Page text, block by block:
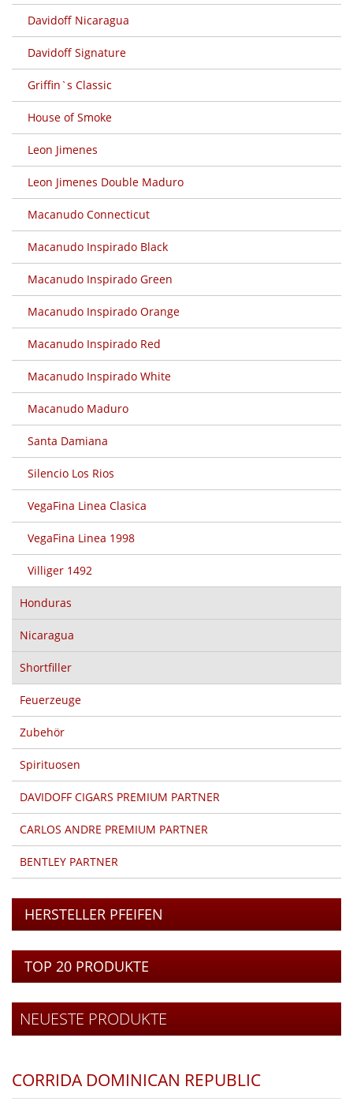
Davidoff Nicaragua
Davidoff Signature
Griffin`s Classic
House of Smoke
Leon Jimenes
Leon Jimenes Double Maduro
Macanudo Connecticut
Macanudo Inspirado Black
Macanudo Inspirado Green
Macanudo Inspirado Orange
Macanudo Inspirado Red
Macanudo Inspirado White
Macanudo Maduro
Santa Damiana
Silencio Los Rios
VegaFina Linea Clasica
VegaFina Linea 1998
Villiger 1492
Honduras
Nicaragua
Shortfiller
Feuerzeuge
Zubehör
Spirituosen
DAVIDOFF CIGARS PREMIUM PARTNER
CARLOS ANDRE PREMIUM PARTNER
BENTLEY PARTNER
HERSTELLER PFEIFEN
TOP 20 PRODUKTE
NEUESTE PRODUKTE
CORRIDA DOMINICAN REPUBLIC